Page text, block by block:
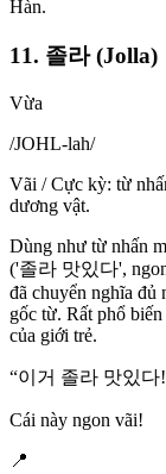
Hàn.
11. 졸라 (Jolla)
Vừa
/JOHL-lah/
Vãi / Cực kỳ: từ
dương vật.
Dùng như từ nhấn
('졸라 맛있다',
đã chuyển nghĩa đủ
gốc từ. Rất phổ
của giới trẻ.
“이거 졸라 맛있다!
Cái này ngon vãi!
📍